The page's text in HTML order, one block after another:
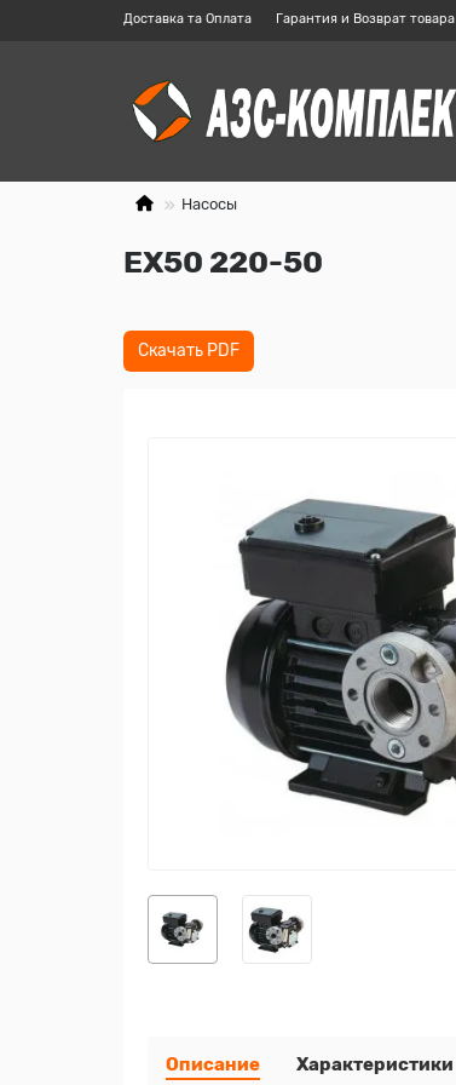
Доставка та Оплата Гарантия и Возврат товара
Насосы
EХ50 220-50
Скачать PDF
Описание Характеристики